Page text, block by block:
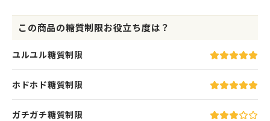
この商品の糖質制限お役立ち度は？
ユルユル糖質制限
ホドホド糖質制限
ガチガチ糖質制限